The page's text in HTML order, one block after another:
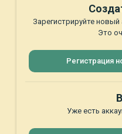
Зарегистрируйте
Это
Регистрация
Уже есть